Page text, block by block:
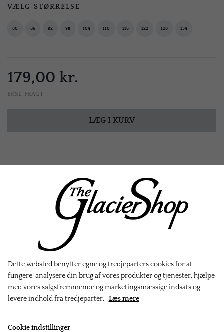
VÆLG STØRRELSE
80 86 92 98 104 110 116 122 128 134
179,00 kr.
EKSL. FRAGT
LÆG I KURV
RELATEREDE PRODUKTER
Dette websted benytter egne og tredjeparters cookies for at
fungere, analysere din brug af vores produkter og tjenester, hjælpe
med vores salgsfremmende og marketingsmæssige indsats og
levere indhold fra tredjeparter. Læs mere
Cookie indstillinger